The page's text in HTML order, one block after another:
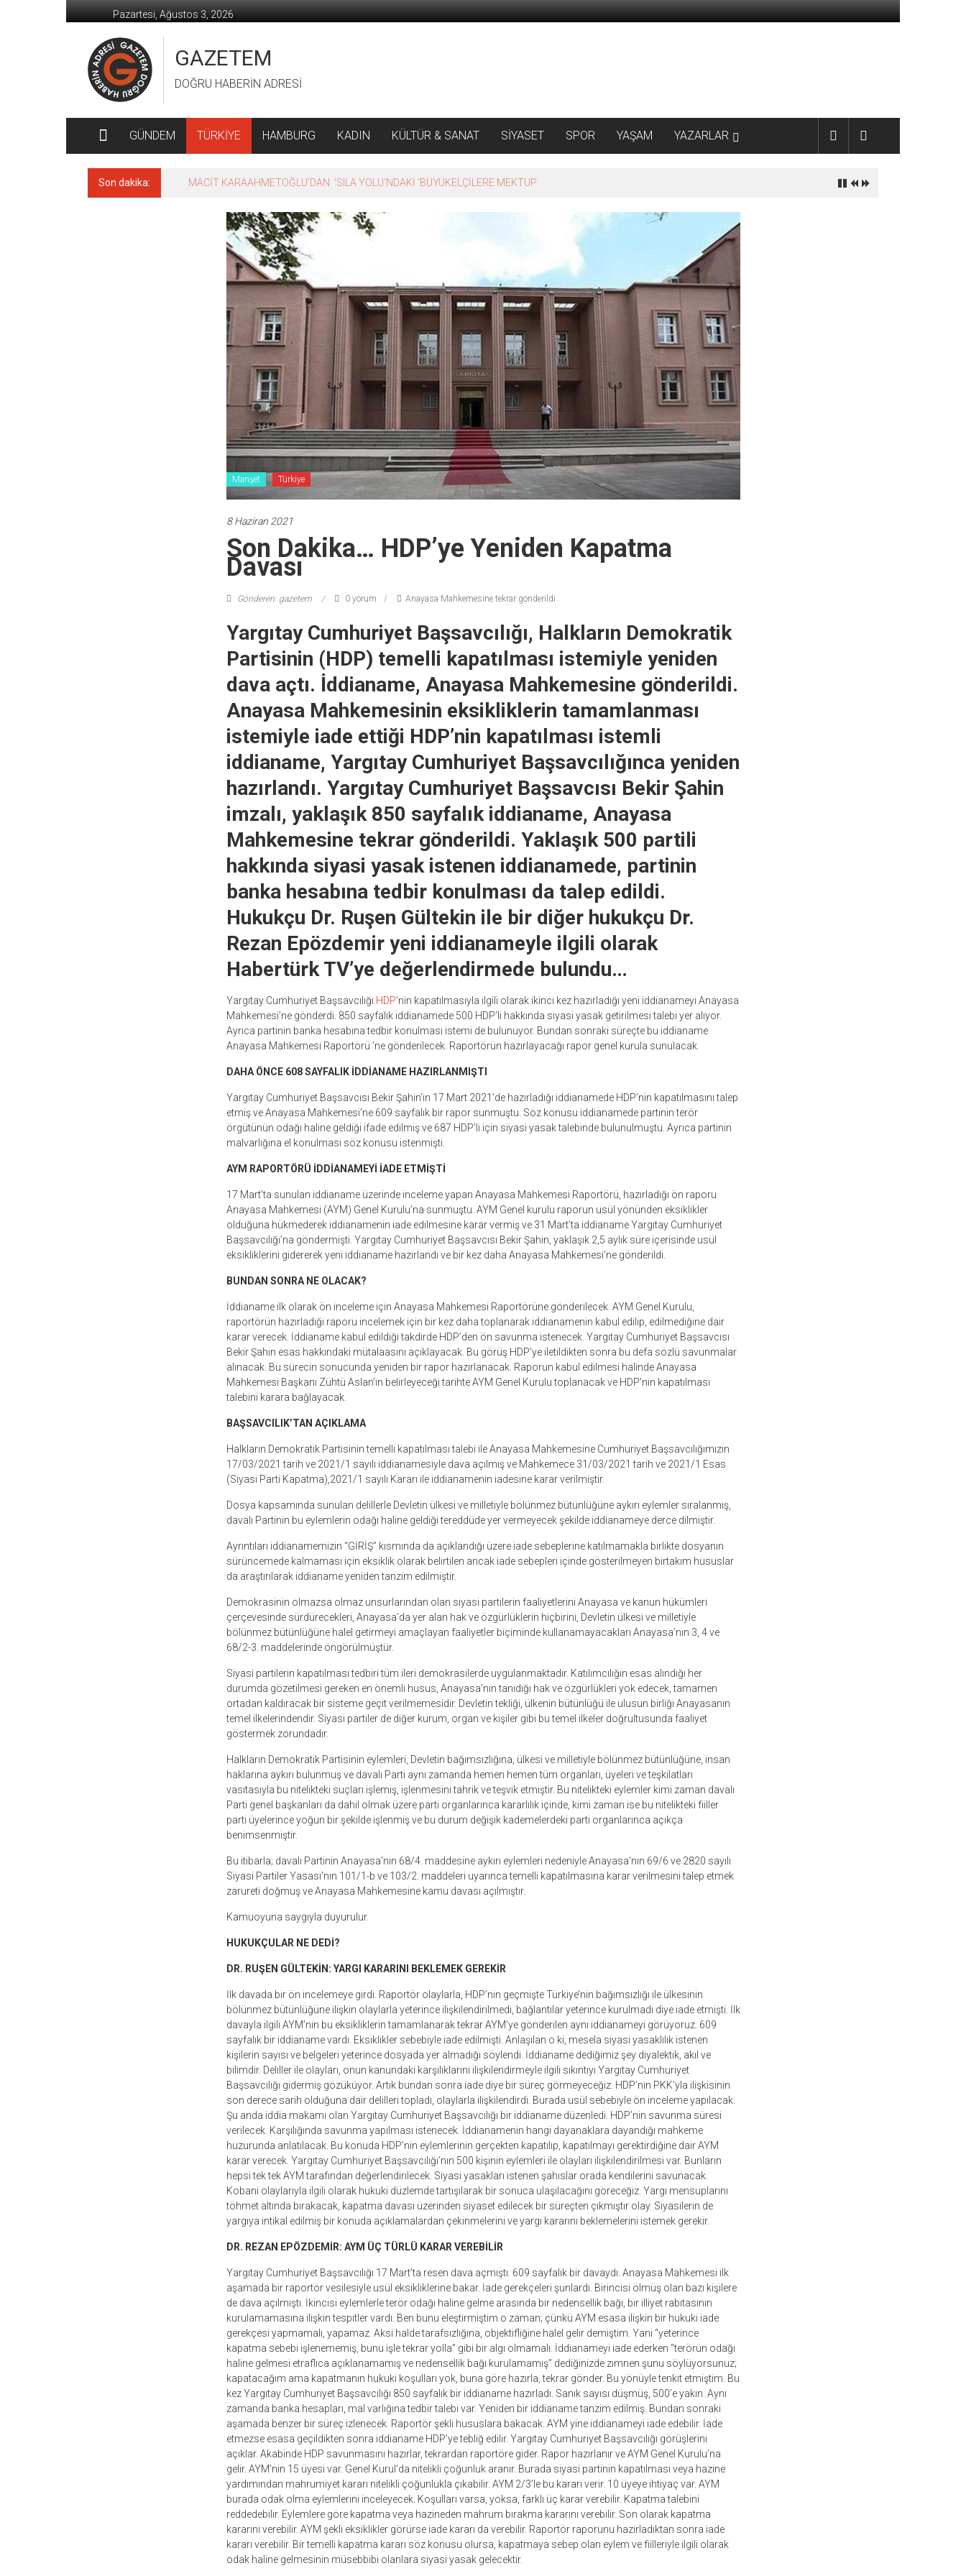
geç
Pazartesi, Ağustos 3, 2026
GAZETEM
DOĞRU HABERİN ADRESİ
GÜNDEM TÜRKİYE HAMBURG KADIN KÜLTÜR & SANAT SİYASET SPOR YAŞAM YAZARLAR
Son dakika: MACİT KARAAHMETOĞLU’DAN ‘SILA YOLU’NDAKİ ’BÜYÜKELÇİLERE MEKTUP
Manşet Türkiye
8 Haziran 2021
Son Dakika… HDP’ye Yeniden Kapatma
Davası
Gönderen: gazetem 0 yorum Anayasa Mahkemesine tekrar gönderildi
Yargıtay Cumhuriyet Başsavcılığı, Halkların Demokratik
Partisinin (HDP) temelli kapatılması istemiyle yeniden
dava açtı. İddianame, Anayasa Mahkemesine gönderildi.
Anayasa Mahkemesinin eksikliklerin tamamlanması
istemiyle iade ettiği HDP’nin kapatılması istemli
iddianame, Yargıtay Cumhuriyet Başsavcılığınca yeniden
hazırlandı. Yargıtay Cumhuriyet Başsavcısı Bekir Şahin
imzalı, yaklaşık 850 sayfalık iddianame, Anayasa
Mahkemesine tekrar gönderildi. Yaklaşık 500 partili
hakkında siyasi yasak istenen iddianamede, partinin
banka hesabına tedbir konulması da talep edildi.
Hukukçu Dr. Ruşen Gültekin ile bir diğer hukukçu Dr.
Rezan Epözdemir yeni iddianameyle ilgili olarak
Habertürk TV’ye değerlendirmede bulundu…
Yargıtay Cumhuriyet Başsavcılığı HDP‘nin kapatılmasıyla ilgili olarak ikinci kez hazırladığı yeni iddianameyi Anayasa
Mahkemesi’ne gönderdi. 850 sayfalık iddianamede 500 HDP’li hakkında siyasi yasak getirilmesi talebi yer alıyor.
Ayrıca partinin banka hesabına tedbir konulması istemi de bulunuyor. Bundan sonraki süreçte bu iddianame
Anayasa Mahkemesi Raportörü ‘ne gönderilecek. Raportörün hazırlayacağı rapor genel kurula sunulacak.
DAHA ÖNCE 608 SAYFALIK İDDİANAME HAZIRLANMIŞTI
Yargıtay Cumhuriyet Başsavcısı Bekir Şahin’in 17 Mart 2021’de hazırladığı iddianamede HDP’nin kapatılmasını talep
etmiş ve Anayasa Mahkemesi’ne 609 sayfalık bir rapor sunmuştu. Söz konusu iddianamede partinin terör
örgütünün odağı haline geldiği ifade edilmiş ve 687 HDP’li için siyasi yasak talebinde bulunulmuştu. Ayrıca partinin
malvarlığına el konulması söz konusu istenmişti.
AYM RAPORTÖRÜ İDDİANAMEYİ İADE ETMİŞTİ
17 Mart’ta sunulan iddianame üzerinde inceleme yapan Anayasa Mahkemesi Raportörü, hazırladığı ön raporu
Anayasa Mahkemesi (AYM) Genel Kurulu’na sunmuştu. AYM Genel kurulu raporun usül yönünden eksiklikler
olduğuna hükmederek iddianamenin iade edilmesine karar vermiş ve 31 Mart’ta iddianame Yargıtay Cumhuriyet
Başsavcılığı’na göndermişti. Yargıtay Cumhuriyet Başsavcısı Bekir Şahin, yaklaşık 2,5 aylık süre içerisinde usül
eksikliklerini gidererek yeni iddianame hazırlandı ve bir kez daha Anayasa Mahkemesi’ne gönderildi.
BUNDAN SONRA NE OLACAK?
İddianame ilk olarak ön inceleme için Anayasa Mahkemesi Raportörüne gönderilecek. AYM Genel Kurulu,
raportörün hazırladığı raporu incelemek için bir kez daha toplanarak iddianamenin kabul edilip, edilmediğine dair
karar verecek. İddianame kabul edildiği takdirde HDP’den ön savunma istenecek. Yargıtay Cumhuriyet Başsavcısı
Bekir Şahin esas hakkındaki mütalaasını açıklayacak. Bu görüş HDP’ye iletildikten sonra bu defa sözlü savunmalar
alınacak. Bu sürecin sonucunda yeniden bir rapor hazırlanacak. Raporun kabul edilmesi halinde Anayasa
Mahkemesi Başkanı Zühtü Aslan’ın belirleyeceği tarihte AYM Genel Kurulu toplanacak ve HDP’nin kapatılması
talebini karara bağlayacak.
BAŞSAVCILIK’TAN AÇIKLAMA
Halkların Demokratik Partisinin temelli kapatılması talebi ile Anayasa Mahkemesine Cumhuriyet Başsavcılığımızın
17/03/2021 tarih ve 2021/1 sayılı iddianamesiyle dava açılmış ve Mahkemece 31/03/2021 tarih ve 2021/1 Esas
(Siyasi Parti Kapatma),2021/1 sayılı Kararı ile iddianamenin iadesine karar verilmiştir.
Dosya kapsamında sunulan delillerle Devletin ülkesi ve milletiyle bölünmez bütünlüğüne aykırı eylemler sıralanmış,
davalı Partinin bu eylemlerin odağı haline geldiği tereddüde yer vermeyecek şekilde iddianameye derce dilmiştir.
Ayrıntıları iddianamemizin “GİRİŞ” kısmında da açıklandığı üzere iade sebeplerine katılmamakla birlikte dosyanın
sürüncemede kalmaması için eksiklik olarak belirtilen ancak iade sebepleri içinde gösterilmeyen birtakım hususlar
da araştırılarak iddianame yeniden tanzim edilmiştir.
Demokrasinin olmazsa olmaz unsurlarından olan siyasi partilerin faaliyetlerini Anayasa ve kanun hükümleri
çerçevesinde sürdürecekleri, Anayasa’da yer alan hak ve özgürlüklerin hiçbirini, Devletin ülkesi ve milletiyle
bölünmez bütünlüğüne halel getirmeyi amaçlayan faaliyetler biçiminde kullanamayacakları Anayasa’nın 3, 4 ve
68/2-3. maddelerinde öngörülmüştür.
Siyasi partilerin kapatılması tedbiri tüm ileri demokrasilerde uygulanmaktadır. Katılımcılığın esas alındığı her
durumda gözetilmesi gereken en önemli husus, Anayasa’nın tanıdığı hak ve özgürlükleri yok edecek, tamamen
ortadan kaldıracak bir sisteme geçit verilmemesidir. Devletin tekliği, ülkenin bütünlüğü ile ulusun birliği Anayasanın
temel ilkelerindendir. Siyasi partiler de diğer kurum, organ ve kişiler gibi bu temel ilkeler doğrultusunda faaliyet
göstermek zorundadır.
Halkların Demokratik Partisinin eylemleri, Devletin bağımsızlığına, ülkesi ve milletiyle bölünmez bütünlüğüne, insan
haklarına aykırı bulunmuş ve davalı Parti aynı zamanda hemen hemen tüm organları, üyeleri ve teşkilatları
vasıtasıyla bu nitelikteki suçları işlemiş, işlenmesini tahrik ve teşvik etmiştir. Bu nitelikteki eylemler kimi zaman davalı
Parti genel başkanları da dahil olmak üzere parti organlarınca kararlılık içinde, kimi zaman ise bu nitelikteki fiiller
parti üyelerince yoğun bir şekilde işlenmiş ve bu durum değişik kademelerdeki parti organlarınca açıkça
benimsenmiştir.
Bu itibarla; davalı Partinin Anayasa’nın 68/4. maddesine aykırı eylemleri nedeniyle Anayasa’nın 69/6 ve 2820 sayılı
Siyasi Partiler Yasası’nın 101/1-b ve 103/2. maddeleri uyarınca temelli kapatılmasına karar verilmesini talep etmek
zarureti doğmuş ve Anayasa Mahkemesine kamu davası açılmıştır.
Kamuoyuna saygıyla duyurulur.
HUKUKÇULAR NE DEDİ?
DR. RUŞEN GÜLTEKİN: YARGI KARARINI BEKLEMEK GEREKİR
İlk davada bir ön incelemeye girdi. Raportör olaylarla, HDP’nin geçmişte Türkiye’nin bağımsızlığı ile ülkesinin
bölünmez bütünlüğüne ilişkin olaylarla yeterince ilişkilendirilmedi, bağlantılar yeterince kurulmadı diye iade etmişti. İlk
davayla ilgili AYM’nin bu eksikliklerin tamamlanarak tekrar AYM’ye gönderilen aynı iddianameyi görüyoruz. 609
sayfalık bir iddianame vardı. Eksiklikler sebebiyle iade edilmişti. Anlaşılan o ki, mesela siyasi yasaklılık istenen
kişilerin sayısı ve belgeleri yeterince dosyada yer almadığı söylendi. İddianame dediğimiz şey diyalektik, akıl ve
bilimdir. Deliller ile olayları, onun kanundaki karşılıklarını ilişkilendirmeyle ilgili sıkıntıyı Yargıtay Cumhuriyet
Başsavcılığı gidermiş gözüküyor. Artık bundan sonra iade diye bir süreç görmeyeceğiz. HDP’nin PKK’yla ilişkisinin
son derece sarih olduğuna dair delilleri topladı, olaylarla ilişkilendirdi. Burada usül sebebiyle ön inceleme yapılacak.
Şu anda iddia makamı olan Yargıtay Cumhuriyet Başsavcılığı bir iddianame düzenledi. HDP’nin savunma süresi
verilecek. Karşılığında savunma yapılması istenecek. İddianamenin hangi dayanaklara dayandığı mahkeme
huzurunda anlatılacak. Bu konuda HDP’nin eylemlerinin gerçekten kapatılıp, kapatılmayı gerektirdiğine dair AYM
karar verecek. Yargıtay Cumhuriyet Başsavcılığı’nın 500 kişinin eylemleri ile olayları ilişkilendirilmesi var. Bunların
hepsi tek tek AYM tarafından değerlendirilecek. Siyasi yasakları istenen şahıslar orada kendilerini savunacak.
Kobani olaylarıyla ilgili olarak hukuki düzlemde tartışılarak bir sonuca ulaşılacağını göreceğiz. Yargı mensuplarını
töhmet altında bırakacak, kapatma davası üzerinden siyaset edilecek bir süreçten çıkmıştır olay. Siyasilerin de
yargıya intikal edilmiş bir konuda açıklamalardan çekinmelerini ve yargı kararını beklemelerini istemek gerekir.
DR. REZAN EPÖZDEMİR: AYM ÜÇ TÜRLÜ KARAR VEREBİLİR
Yargıtay Cumhuriyet Başsavcılığı 17 Mart’ta resen dava açmıştı. 609 sayfalık bir davaydı. Anayasa Mahkemesi ilk
aşamada bir raportör vesilesiyle usül eksikliklerine bakar. İade gerekçeleri şunlardı. Birincisi ölmüş olan bazı kişilere
de dava açılmıştı. İkincisi eylemlerle terör odağı haline gelme arasında bir nedensellik bağı, bir illiyet rabıtasının
kurulamamasına ilişkin tespitler vardı. Ben bunu eleştirmiştim o zaman; çünkü AYM esasa ilişkin bir hukuki iade
gerekçesi yapmamalı, yapamaz. Aksi halde tarafsızlığına, objektifliğine halel gelir demiştim. Yani “yeterince
kapatma sebebi işlenememiş, bunu işle tekrar yolla” gibi bir algı olmamalı. İddianameyi iade ederken “terörün odağı
haline gelmesi etraflıca açıklanamamış ve nedensellik bağı kurulamamış” dediğinizde zımnen şunu söylüyorsunuz;
kapatacağım ama kapatmanın hukuki koşulları yok, buna göre hazırla, tekrar gönder. Bu yönüyle tenkit etmiştim. Bu
kez Yargıtay Cumhuriyet Başsavcılığı 850 sayfalık bir iddianame hazırladı. Sanık sayısı düşmüş, 500’e yakın. Aynı
zamanda banka hesapları, mal varlığına tedbir talebi var. Yeniden bir iddianame tanzim edilmiş. Bundan sonraki
aşamada benzer bir süreç izlenecek. Raportör şekli hususlara bakacak. AYM yine iddianameyi iade edebilir. İade
etmezse esasa geçildikten sonra iddianame HDP’ye tebliğ edilir. Yargıtay Cumhuriyet Başsavcılığı görüşlerini
açıklar. Akabinde HDP savunmasını hazırlar, tekrardan raportöre gider. Rapor hazırlanır ve AYM Genel Kurulu’na
gelir. AYM’nin 15 üyesi var. Genel Kurul’da nitelikli çoğunluk aranır. Burada siyasi partinin kapatılması veya hazine
yardımından mahrumiyet kararı nitelikli çoğunlukla çıkabilir. AYM 2/3’le bu kararı verir. 10 üyeye ihtiyaç var. AYM
burada odak olma eylemlerini inceleyecek. Koşulları varsa, yoksa, farklı üç karar verebilir. Kapatma talebini
reddedebilir. Eylemlere göre kapatma veya hazineden mahrum bırakma kararını verebilir. Son olarak kapatma
kararını verebilir. AYM şekli eksiklikler görürse iade kararı da verebilir. Raportör raporunu hazırladıktan sonra iade
kararı verebilir. Bir temelli kapatma kararı söz konusu olursa, kapatmaya sebep olan eylem ve fiilleriyle ilgili olarak
odak haline gelmesinin müsebbibi olanlara siyasi yasak gelecektir.